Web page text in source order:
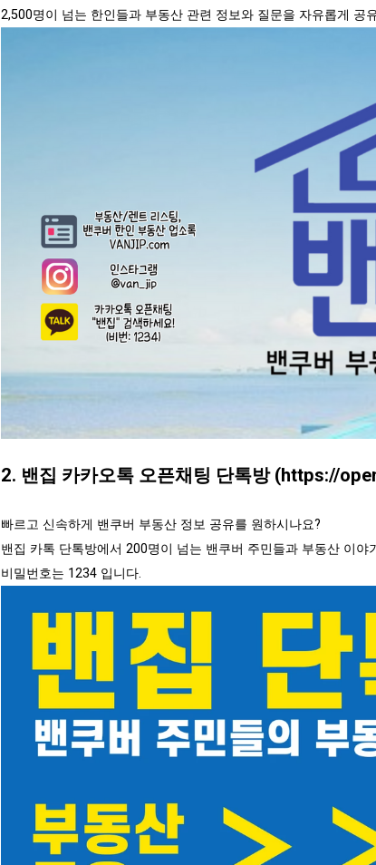
2,500명이 넘는 한인들과 부동산 관련 정보와 질문을 자유롭게 공
2. 밴집 카카오톡 오픈채팅 단톡방 (https://
빠르고 신속하게 밴쿠버 부동산 정보 공유를 원하시나요?
밴집 카톡 단톡방에서 200명이 넘는 밴쿠버 주민들과 부동산 이야
비밀번호는 1234 입니다.